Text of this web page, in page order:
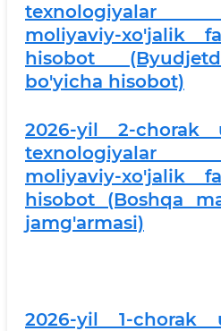
texnologiyalar
moliyaviy-xo'jalik
hisobot
bo'yicha hisobot)
2026-yil 2-chorak
texnologiyalar
moliyaviy-xo'jalik
hisobot (Boshqa
jamg'armasi)
2026-yil 1-chorak